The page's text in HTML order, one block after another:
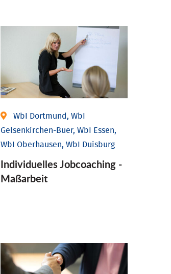
WbI Dortmund, WbI
Gelsenkirchen-Buer, WbI Essen,
WbI Oberhausen, WbI Duisburg
Individu­elles Job­coaching -
Maßarbeit